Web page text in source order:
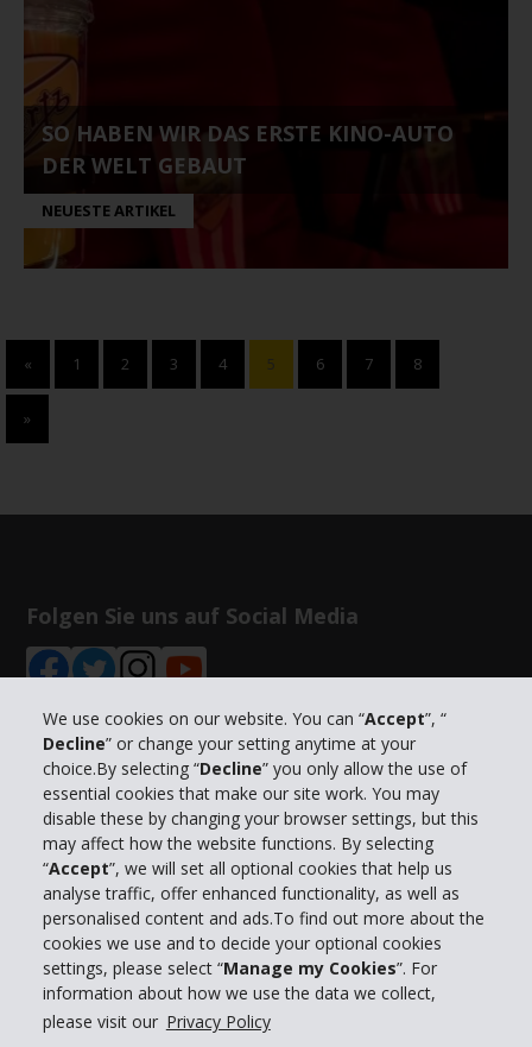
We use cookies on our website. You can “Accept”, “
Decline” or change your setting anytime at your
choice.By selecting “Decline” you only allow the use of
essential cookies that make our site work. You may
disable these by changing your browser settings, but this
may affect how the website functions. By selecting
“Accept”, we will set all optional cookies that help us
analyse traffic, offer enhanced functionality, as well as
personalised content and ads.To find out more about the
cookies we use and to decide your optional cookies
settings, please select “Manage my Cookies”. For
information about how we use the data we collect,
please visit our Privacy Policy
SO HABEN WIR DAS ERSTE KINO-AUTO
DER WELT GEBAUT
NEUESTE ARTIKEL
« 1 2 3 4 5 6 7 8
»
Folgen Sie uns auf Social Media
Unternehmensinformation
Partner
Kundenservice
Mieten bei Hertz